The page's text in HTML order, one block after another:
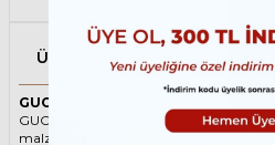
Ürün Açıklaması
GUCCI 0351S 001 62 Kırmızı Kadın
GUCCI ikonik Damla Metal güneş
malzemesi ile göz alıcı bir aksesuar.